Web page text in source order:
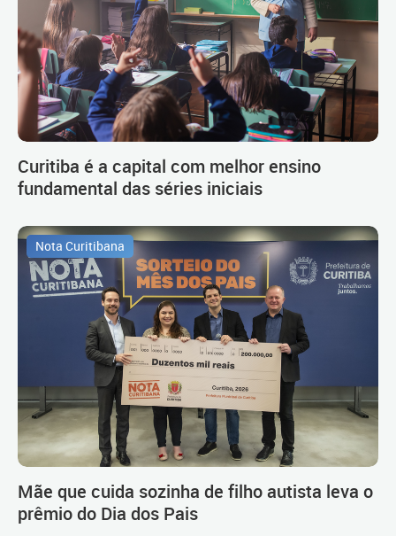
Curitiba é a capital com melhor ensino
fundamental das séries iniciais
Nota Curitibana
Mãe que cuida sozinha de filho autista leva o
prêmio do Dia dos Pais